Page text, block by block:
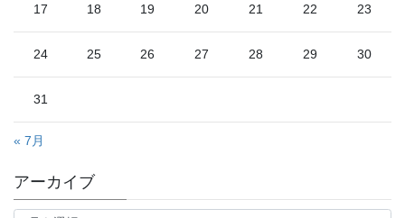
17 18 19 20 21 22 23
24 25 26 27 28 29 30
31
« 7月
アーカイブ
ア